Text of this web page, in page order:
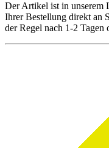
Der Artikel ist in unserem
Ihrer Bestellung direkt an
der Regel nach 1-2 Tagen